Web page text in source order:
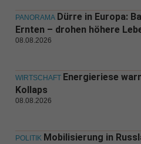
PANORAMA Dürre in Europa:
Ernten – drohen höhere
08.08.2026
WIRTSCHAFT Energieriese
Kollaps
08.08.2026
POLITIK Mobilisierung in